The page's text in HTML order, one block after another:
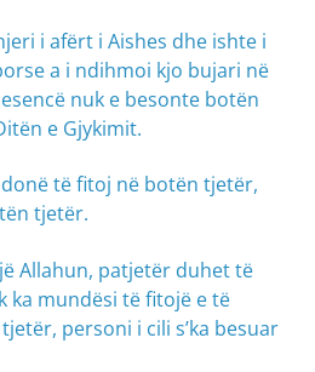
i afërt i Aishes dhe ishte i
a i ndihmoi kjo bujari në
nuk e besonte botën
e Gjykimit.
të fitoj në botën tjetër,
tjetër.
Allahun, patjetër duhet të
ka mundësi të fitojë e të
personi i cili s’ka besuar